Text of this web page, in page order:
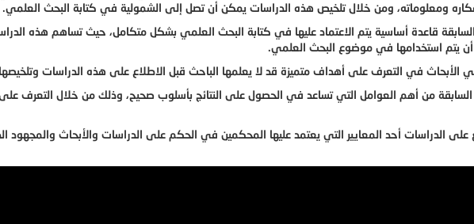
ومعلوماته، ومن خلال تلخيص هذه الدراسات يمكن أن تصل إلى الشمولية في كتابة البحث العلمي.
السابقة قاعدة أساسية يتم الاعتماد عليها في كتابة البحث العلمي بشكل متكامل، حيث تساهم هذه
يتم استخدامها في موضوع البحث العلمي.
الأبحاث في التعرف على أهداف متميزة قد لا يعلمها الباحث قبل الاطلاع على هذه الدراسات
السابقة من أهم العوامل التي تساعد في الحصول على النتائج بأسلوب صحيح، وذلك من خلال التعرف
على الدراسات أحد المعايير التي يعتمد عليها المحكمين في الحكم على الدراسات والأبحاث والمجهود